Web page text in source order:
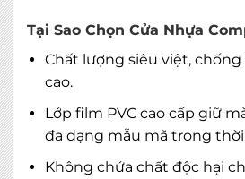
Tại Sao Chọn Cửa Nhựa
Chất lượng siêu việt,
cao.
Lớp film PVC cao cấp giữ
đa dạng mẫu mã trong thời
Không chứa chất độc hại